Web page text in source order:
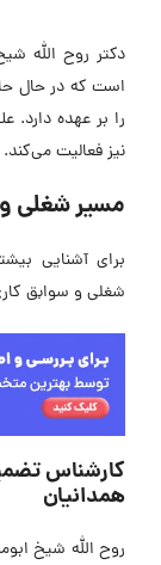
دکتر روح الله
است که در حال
را بر عهده دارد.
نیز فعالیت می‌کند.
مسیر شغلی
برای آشنایی
شغلی و سوابق
کارشناس
همدانیان